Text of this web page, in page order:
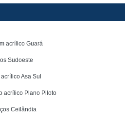
acrílico Guará
Sudoeste
Asa Sul
acrílico Plano Piloto
Ceilândia